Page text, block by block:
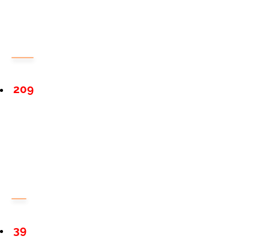
209
39